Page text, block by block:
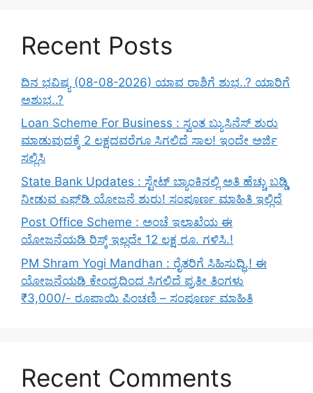
Recent Posts
ದಿನ ಭವಿಷ್ಯ (08-08-2026) ಯಾವ ರಾಶಿಗೆ ಶುಭ..? ಯಾರಿಗೆ
ಅಶುಭ..?
Loan Scheme For Business : ಸ್ವಂತ ಬ್ಯುಸಿನೆಸ್ ಶುರು
ಮಾಡುವುದಕ್ಕೆ 2 ಲಕ್ಷದವರೆಗೂ ಸಿಗಲಿದೆ ಸಾಲ! ಇಂದೇ ಅರ್ಜಿ
ಸಲ್ಲಿಸಿ
State Bank Updates : ಸ್ಟೇಟ್ ಬ್ಯಾಂಕಿನಲ್ಲಿ ಅತಿ ಹೆಚ್ಚು ಬಡ್ಡಿ
ನೀಡುವ ಎಫ್‌ಡಿ ಯೋಜನೆ ಶುರು! ಸಂಪೂರ್ಣ ಮಾಹಿತಿ ಇಲ್ಲಿದೆ
Post Office Scheme : ಅಂಚೆ ಇಲಾಖೆಯ ಈ
ಯೋಜನೆಯಡಿ ರಿಸ್ಕ್‌ ಇಲ್ಲದೇ 12 ಲಕ್ಷ ರೂ. ಗಳಿಸಿ.!
PM Shram Yogi Mandhan : ರೈತರಿಗೆ ಸಿಹಿಸುದ್ಧಿ.! ಈ
ಯೋಜನೆಯಡಿ ಕೇಂದ್ರದಿಂದ ಸಿಗಲಿದೆ ಪ್ರತೀ ತಿಂಗಳು
₹3,000/- ರೂಪಾಯಿ ಪಿಂಚಣಿ – ಸಂಪೂರ್ಣ ಮಾಹಿತಿ
Recent Comments